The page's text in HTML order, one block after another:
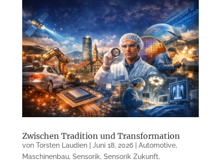
Zwischen Tradition und Transformation
von Torsten Laudien| Juni 18, 2026| Automotive,
Maschinenbau, Sensorik, Sensorik Zukunft,